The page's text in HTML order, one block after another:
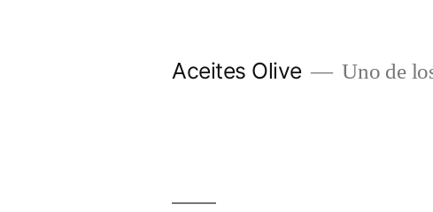
Aceites Olive Uno de